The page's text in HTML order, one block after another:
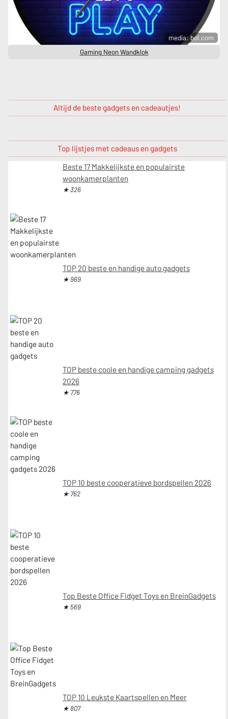
media: bol.com
Gaming Neon Wandklok
Altijd de beste gadgets en cadeautjes!
Top lijstjes met cadeaus en gadgets
Beste 17 Makkelijkste en populairste
woonkamerplanten
★ 326
TOP 20 beste en handige auto gadgets
★ 969
TOP beste coole en handige camping gadgets
2026
★ 776
TOP 10 beste cooperatieve bordspellen 2026
★ 762
Top Beste Office Fidget Toys en BreinGadgets
★ 569
TOP 10 Leukste Kaartspellen en Meer
★ 807